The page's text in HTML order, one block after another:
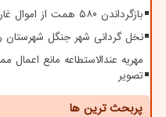
بازگرداندن ۵۸۰ همت از اموال غارت شده به بیت المال
نخل گردانی شهر جنگل شهرستان
مهریه عندالاستطاعه مانع
تصویر
پربحث ترین ها